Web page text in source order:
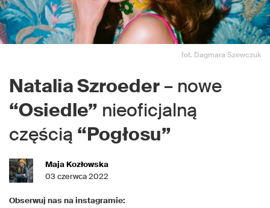
fot. Dagmara Szewczuk
Natalia Szroeder – nowe
“Osiedle” nieoficjalną
częścią “Pogłosu”
Maja Kozłowska
03 czerwca 2022
Obserwuj nas na instagramie: